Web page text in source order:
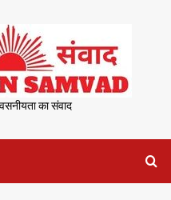
का संवाद